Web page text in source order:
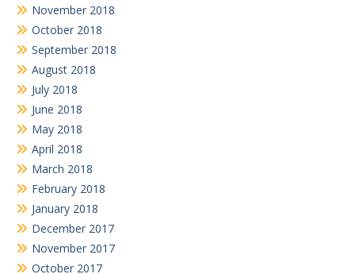
November 2018
October 2018
September 2018
August 2018
July 2018
June 2018
May 2018
April 2018
March 2018
February 2018
January 2018
December 2017
November 2017
October 2017